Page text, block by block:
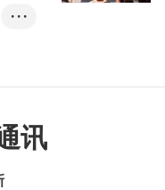
可
讨
• • •
讯